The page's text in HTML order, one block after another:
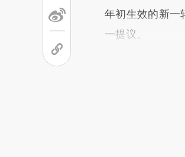
年初生效的新一
一提议。